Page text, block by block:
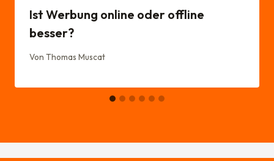
Ist Werbung online oder offline
besser?
Von Thomas Muscat